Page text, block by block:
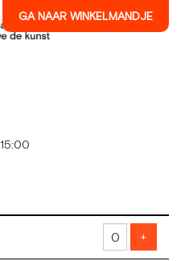
GA NAAR WINKELMANDJE
Aantal
+Voeg